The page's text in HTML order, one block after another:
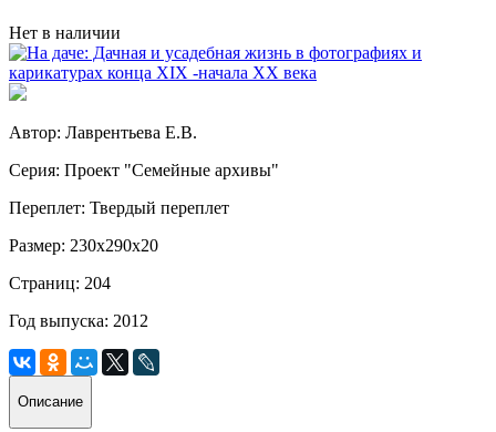
Нет в наличии
Автор: Лаврентьева Е.В.
Серия: Проект "Семейные архивы"
Переплет: Твердый переплет
Размер: 230х290х20
Страниц: 204
Год выпуска: 2012
Описание